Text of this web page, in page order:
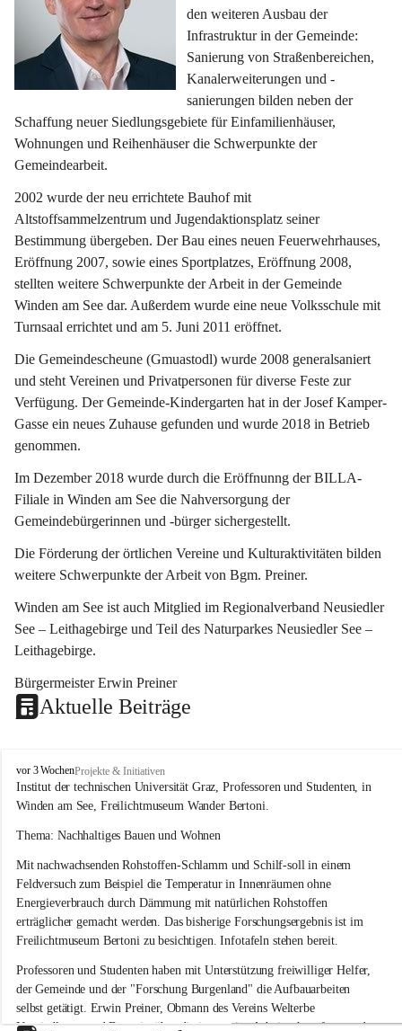
den weiteren Ausbau der
Infrastruktur in der Gemeinde:
Sanierung von Straßenbereichen,
Kanalerweiterungen und -
sanierungen bilden neben der
Schaffung neuer Siedlungsgebiete für Einfamilienhäuser,
Wohnungen und Reihenhäuser die Schwerpunkte der
Gemeindearbeit.
2002 wurde der neu errichtete Bauhof mit
Altstoffsammelzentrum und Jugendaktionsplatz seiner
Bestimmung übergeben. Der Bau eines neuen Feuerwehrhauses,
Eröffnung 2007, sowie eines Sportplatzes, Eröffnung 2008,
stellten weitere Schwerpunkte der Arbeit in der Gemeinde
Winden am See dar. Außerdem wurde eine neue Volksschule mit
Turnsaal errichtet und am 5. Juni 2011 eröffnet.
Die Gemeindescheune (Gmuastodl) wurde 2008 generalsaniert
und steht Vereinen und Privatpersonen für diverse Feste zur
Verfügung. Der Gemeinde-Kindergarten hat in der Josef Kamper-
Gasse ein neues Zuhause gefunden und wurde 2018 in Betrieb
genommen.
Im Dezember 2018 wurde durch die Eröffnunng der BILLA-
Filiale in Winden am See die Nahversorgung der
Gemeindebürgerinnen und -bürger sichergestellt.
Die Förderung der örtlichen Vereine und Kulturaktivitäten bilden
weitere Schwerpunkte der Arbeit von Bgm. Preiner.
Winden am See ist auch Mitglied im Regionalverband Neusiedler
See – Leithagebirge und Teil des Naturparkes Neusiedler See –
Leithagebirge.
Bürgermeister Erwin Preiner
Aktuelle Beiträge
W
i
n
e
a
m
S
e
e
vor 3 WochenProjekte & Initiativen
Institut der technischen Universität Graz, Professoren und Studenten, in
Winden am See, Freilichtmuseum Wander Bertoni.
Thema: Nachhaltiges Bauen und Wohnen
Mit nachwachsenden Rohstoffen-Schlamm und Schilf-soll in einem
Feldversuch zum Beispiel die Temperatur in Innenräumen ohne
Energieverbrauch durch Dämmung mit natürlichen Rohstoffen
erträglicher gemacht werden. Das bisherige Forschungsergebnis ist im
Freilichtmuseum Bertoni zu besichtigen. Infotafeln stehen bereit.
Professoren und Studenten haben mit Unterstützung freiwilliger Helfer,
der Gemeinde und der "Forschung Burgenland" die Aufbauarbeiten
selbst getätigt. Erwin Preiner, Obmann des Vereins Welterbe
Neusiedlersee und Bgm. ist über die innovative Arbeit sehr erfreut und